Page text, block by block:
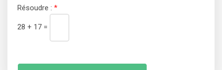
Résoudre : *
28 + 17 =